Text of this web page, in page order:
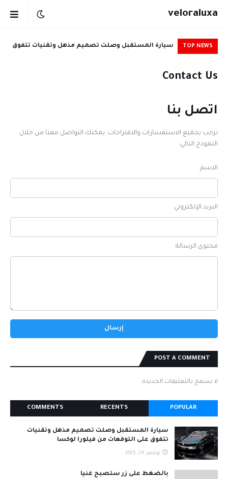
veloraluxa
TOP NEWS سيارة المستقبل وصلت تصميم مذهل وتقنيات تتفوق
Contact Us
اتصل بنا
نرحب بجميع الاستفسارات والاقتراحات. يمكنك التواصل معنا من خلال
النموذج التالي:
الاسم
البريد الإلكتروني
محتوى الرسالة
POST A COMMENT
لا يسمح بالتعليقات الجديدة.
POPULAR
RECENTS
COMMENTS
سيارة المستقبل وصلت تصميم مذهل وتقنيات
تتفوق على التوقعات من فيلورا لوكسا
نوفمبر 28, 2025
بالضغط على زر ستصبح غنيا